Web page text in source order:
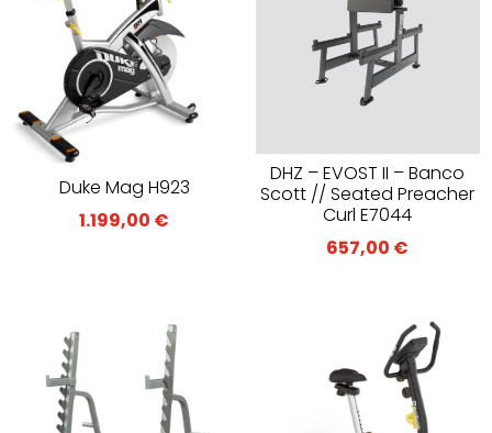
Duke Mag H923
1.199,00 €
DHZ – EVOST II – Banco
Scott // Seated Preacher
Curl E7044
657,00 €